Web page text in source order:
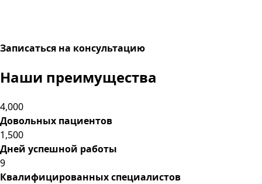
Записаться на консультацию
Наши преимущества
4,000
Довольных пациентов
1,500
Дней успешной работы
9
Квалифицированных специалистов